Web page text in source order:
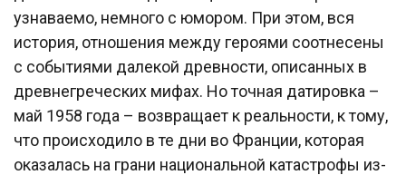
узнаваемо, немного с юмором. При этом, вся
история, отношения между героями соотнесены
с событиями далекой древности, описанных в
древнегреческих мифах. Но точная датировка –
май 1958 года – возвращает к реальности, к тому,
что происходило в те дни во Франции, которая
оказалась на грани национальной катастрофы из-